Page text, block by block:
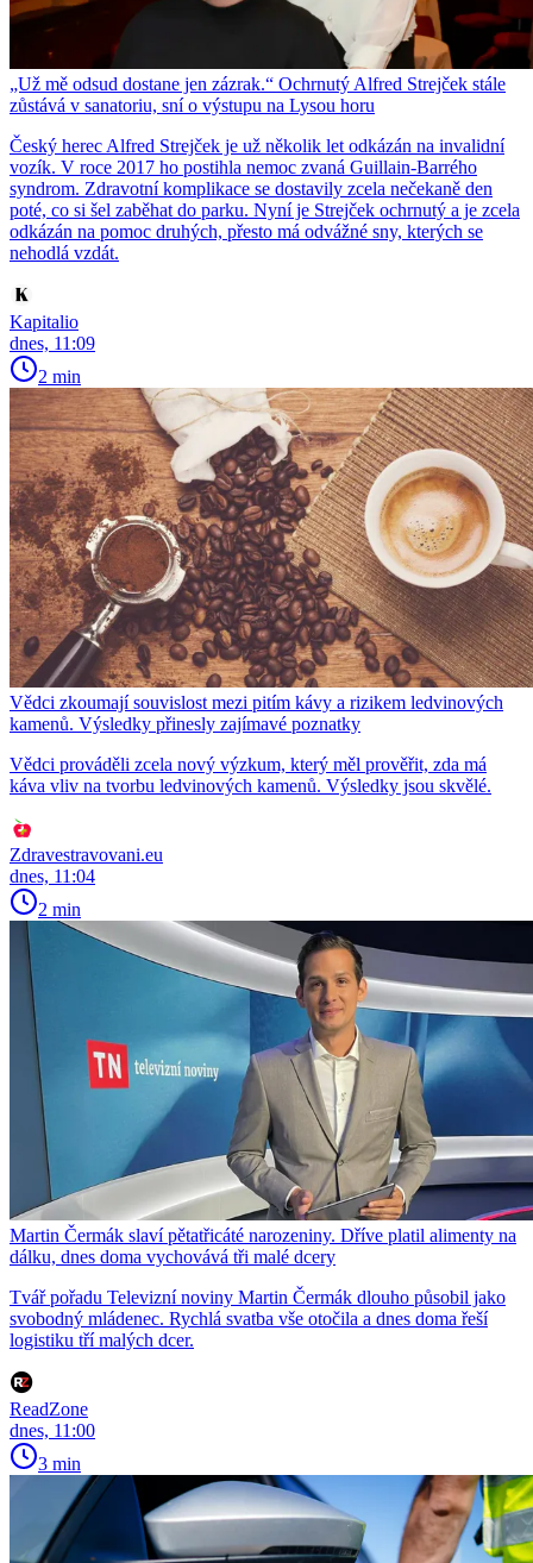
„Už mě odsud dostane jen zázrak.“ Ochrnutý Alfred Strejček stále
zůstává v sanatoriu, sní o výstupu na Lysou horu
Český herec Alfred Strejček je už několik let odkázán na invalidní
vozík. V roce 2017 ho postihla nemoc zvaná Guillain-Barrého
syndrom. Zdravotní komplikace se dostavily zcela nečekaně den
poté, co si šel zaběhat do parku. Nyní je Strejček ochrnutý a je zcela
odkázán na pomoc druhých, přesto má odvážné sny, kterých se
nehodlá vzdát.
Kapitalio
dnes, 11:09
2 min
Vědci zkoumají souvislost mezi pitím kávy a rizikem ledvinových
kamenů. Výsledky přinesly zajímavé poznatky
Vědci prováděli zcela nový výzkum, který měl prověřit, zda má
káva vliv na tvorbu ledvinových kamenů. Výsledky jsou skvělé.
Zdravestravovani.eu
dnes, 11:04
2 min
Martin Čermák slaví pětatřicáté narozeniny. Dříve platil alimenty na
dálku, dnes doma vychovává tři malé dcery
Tvář pořadu Televizní noviny Martin Čermák dlouho působil jako
svobodný mládenec. Rychlá svatba vše otočila a dnes doma řeší
logistiku tří malých dcer.
ReadZone
dnes, 11:00
3 min